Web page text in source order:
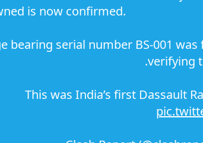
is now confirmed.
bearing serial number BS-001
verifying
This was India’s first Dassault